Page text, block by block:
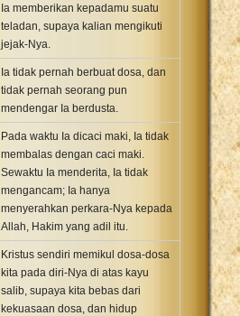
Ia memberikan kepadamu suatu
teladan, supaya kalian mengikuti
jejak-Nya.
Ia tidak pernah berbuat dosa, dan
tidak pernah seorang pun
mendengar Ia berdusta.
Pada waktu Ia dicaci maki, Ia tidak
membalas dengan caci maki.
Sewaktu Ia menderita, Ia tidak
mengancam; Ia hanya
menyerahkan perkara-Nya kepada
Allah, Hakim yang adil itu.
Kristus sendiri memikul dosa-dosa
kita pada diri-Nya di atas kayu
salib, supaya kita bebas dari
kekuasaan dosa, dan hidup